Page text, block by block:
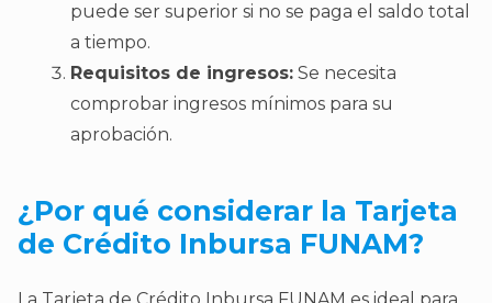
puede ser superior si no se paga el saldo total
a tiempo.
Requisitos de ingresos: Se necesita
comprobar ingresos mínimos para su
aprobación.
¿Por qué considerar la Tarjeta
de Crédito Inbursa FUNAM?